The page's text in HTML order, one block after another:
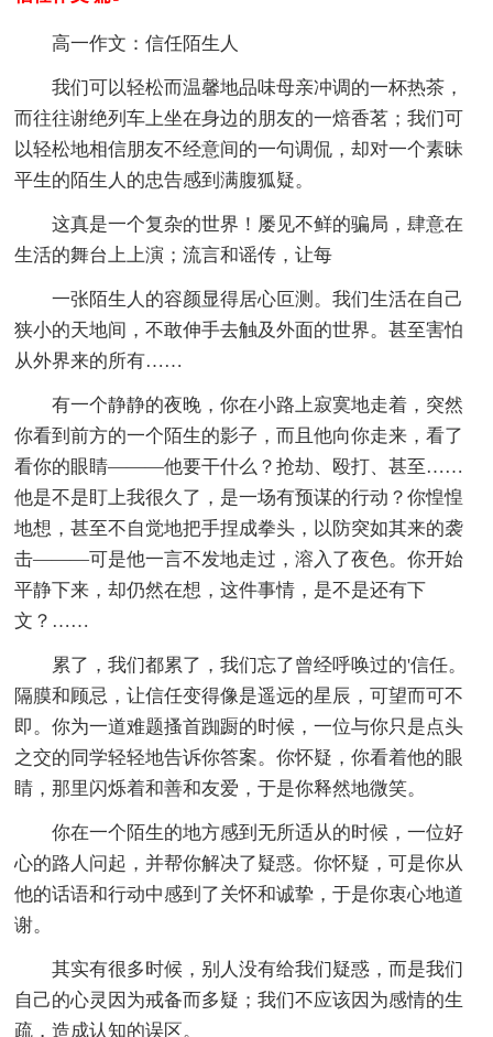
高一作文：信任陌生人
我们可以轻松而温馨地品味母亲冲调的一杯热茶，
而往往谢绝列车上坐在身边的朋友的一焙香茗；我们可
以轻松地相信朋友不经意间的一句调侃，却对一个素昧
平生的陌生人的忠告感到满腹狐疑。
这真是一个复杂的世界！屡见不鲜的骗局，肆意在
生活的舞台上上演；流言和谣传，让每
一张陌生人的容颜显得居心叵测。我们生活在自己
狭小的天地间，不敢伸手去触及外面的世界。甚至害怕
从外界来的所有……
有一个静静的夜晚，你在小路上寂寞地走着，突然
你看到前方的一个陌生的影子，而且他向你走来，看了
看你的眼睛———他要干什么？抢劫、殴打、甚至……
他是不是盯上我很久了，是一场有预谋的行动？你惶惶
地想，甚至不自觉地把手捏成拳头，以防突如其来的袭
击———可是他一言不发地走过，溶入了夜色。你开始
平静下来，却仍然在想，这件事情，是不是还有下
文？……
累了，我们都累了，我们忘了曾经呼唤过的'信任。
隔膜和顾忌，让信任变得像是遥远的星辰，可望而可不
即。你为一道难题搔首踟蹰的时候，一位与你只是点头
之交的同学轻轻地告诉你答案。你怀疑，你看着他的眼
睛，那里闪烁着和善和友爱，于是你释然地微笑。
你在一个陌生的地方感到无所适从的时候，一位好
心的路人问起，并帮你解决了疑惑。你怀疑，可是你从
他的话语和行动中感到了关怀和诚挚，于是你衷心地道
谢。
其实有很多时候，别人没有给我们疑惑，而是我们
自己的心灵因为戒备而多疑；我们不应该因为感情的生
疏，造成认知的误区。